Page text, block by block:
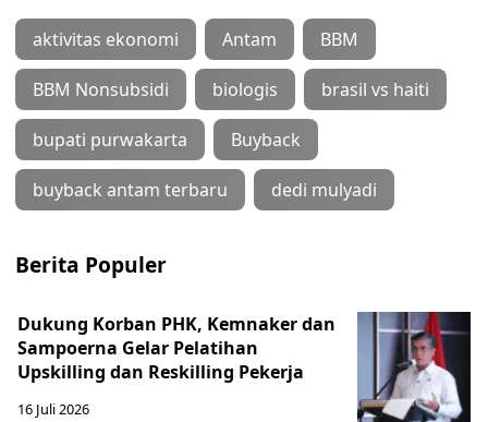
aktivitas ekonomi Antam BBM
BBM Nonsubsidi biologis brasil vs haiti
bupati purwakarta Buyback
buyback antam terbaru dedi mulyadi
Berita Populer
Dukung Korban PHK, Kemnaker dan
Sampoerna Gelar Pelatihan
Upskilling dan Reskilling Pekerja
16 Juli 2026